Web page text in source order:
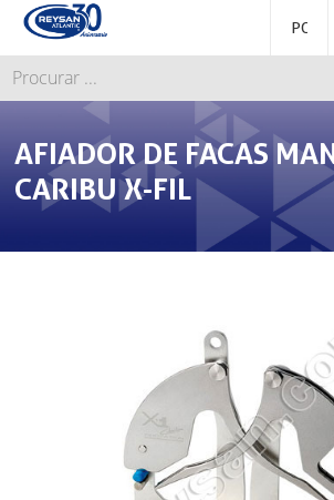
AFIADOR DE FACAS
CARIBU X-FIL